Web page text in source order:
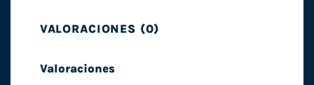
VALORACIONES (0)
Valoraciones